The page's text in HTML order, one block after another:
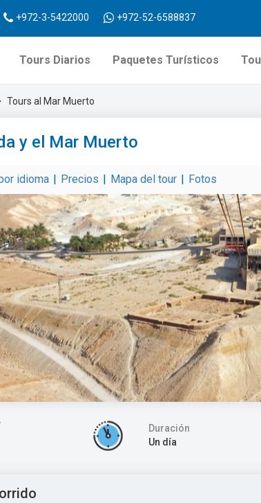
+972-3-5422000 +972-52-6588837
Tours Diarios Paquetes Turísticos
Tours al Mar Muerto
y el Mar Muerto
idioma | Precios | Mapa del tour | Fotos
Duración
Un día